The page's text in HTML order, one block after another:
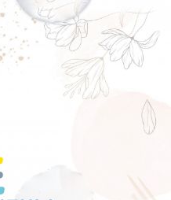
Перейти
к
содержанию